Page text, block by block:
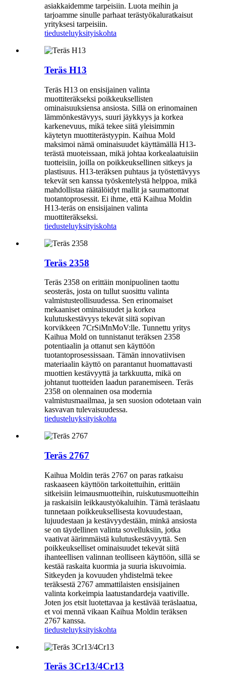
asiakkaidemme tarpeisiin. Luota meihin ja
tarjoamme sinulle parhaat terästyökaluratkaisut
yrityksesi tarpeisiin.
tiedusteluyksityiskohta
Teräs H13
Teräs H13 on ensisijainen valinta
muottiteräkseksi poikkeuksellisten
ominaisuuksiensa ansiosta. Sillä on erinomainen
lämmönkestävyys, suuri jäykkyys ja korkea
karkenevuus, mikä tekee siitä yleisimmin
käytetyn muottiterästyypin. Kaihua Mold
maksimoi nämä ominaisuudet käyttämällä H13-
terästä muoteissaan, mikä johtaa korkealaatuisiin
tuotteisiin, joilla on poikkeuksellinen sitkeys ja
plastisuus. H13-teräksen puhtaus ja työstettävyys
tekevät sen kanssa työskentelystä helppoa, mikä
mahdollistaa räätälöidyt mallit ja saumattomat
tuotantoprosessit. Ei ihme, että Kaihua Moldin
H13-teräs on ensisijainen valinta
muottiteräkseksi.
tiedusteluyksityiskohta
Teräs 2358
Teräs 2358 on erittäin monipuolinen taottu
seosteräs, josta on tullut suosittu valinta
valmistusteollisuudessa. Sen erinomaiset
mekaaniset ominaisuudet ja korkea
kulutuskestävyys tekevät siitä sopivan
korvikkeen 7CrSiMnMoV:lle. Tunnettu yritys
Kaihua Mold on tunnistanut teräksen 2358
potentiaalin ja ottanut sen käyttöön
tuotantoprosessissaan. Tämän innovatiivisen
materiaalin käyttö on parantanut huomattavasti
muottien kestävyyttä ja tarkkuutta, mikä on
johtanut tuotteiden laadun paranemiseen. Teräs
2358 on olennainen osa modernia
valmistusmaailmaa, ja sen suosion odotetaan vain
kasvavan tulevaisuudessa.
tiedusteluyksityiskohta
Teräs 2767
Kaihua Moldin teräs 2767 on paras ratkaisu
raskaaseen käyttöön tarkoitettuihin, erittäin
sitkeisiin leimausmuotteihin, ruiskutusmuotteihin
ja raskaisiin leikkaustyökaluihin. Tämä teräslaatu
tunnetaan poikkeuksellisesta kovuudestaan,
lujuudestaan ​​ja kestävyydestään, minkä ansiosta
se on täydellinen valinta sovelluksiin, jotka
vaativat äärimmäistä kulutuskestävyyttä. Sen
poikkeukselliset ominaisuudet tekevät siitä
ihanteellisen valinnan teolliseen käyttöön, sillä se
kestää raskaita kuormia ja suuria iskuvoimia.
Sitkeyden ja kovuuden yhdistelmä tekee
teräksestä 2767 ammattilaisten ensisijainen
valinta korkeimpia laatustandardeja vaativille.
Joten jos etsit luotettavaa ja kestävää teräslaatua,
et voi mennä vikaan Kaihua Moldin teräksen
2767 kanssa.
tiedusteluyksityiskohta
Teräs 3Cr13/4Cr13